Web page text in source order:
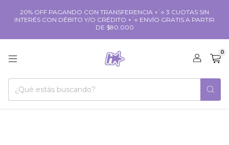
20% OFF PAGANDO CON TRANSFERENCIA ⋆˙⟡ 3 CUOTAS SIN
INTERÉS CON DÉBITO Y/O CRÉDITO ⋆˙⟡ ENVÍO GRATIS A PARTIR
DE $80.000
0